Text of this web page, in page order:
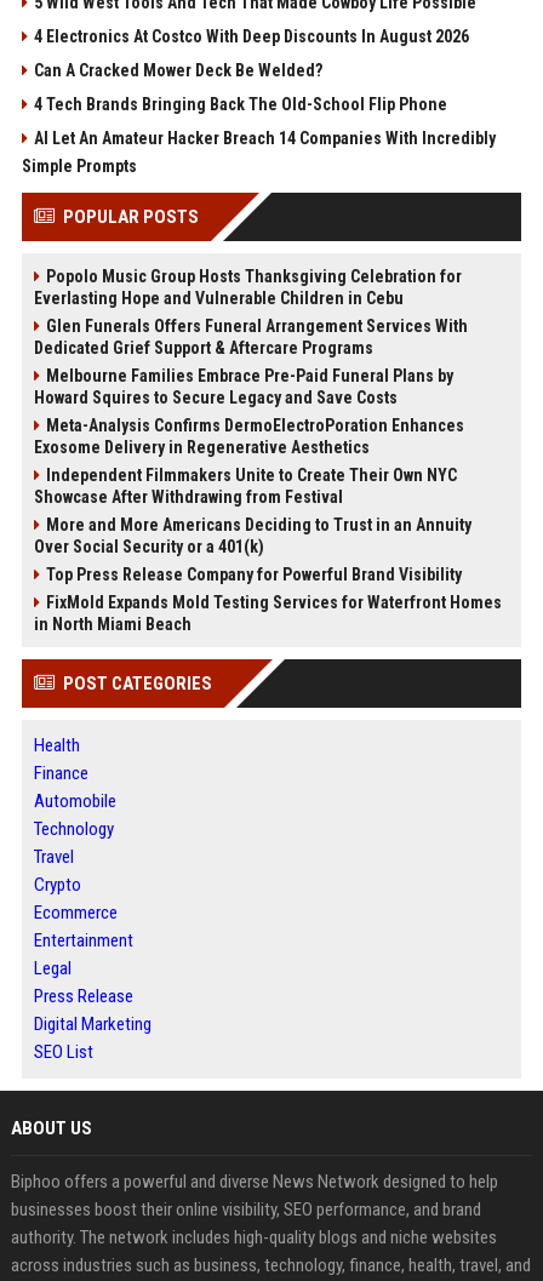
4 Electronics At Costco With Deep Discounts In August 2026
Can A Cracked Mower Deck Be Welded?
4 Tech Brands Bringing Back The Old-School Flip Phone
AI Let An Amateur Hacker Breach 14 Companies With Incredibly
Simple Prompts
POPULAR POSTS
Popolo Music Group Hosts Thanksgiving Celebration for
Everlasting Hope and Vulnerable Children in Cebu
Glen Funerals Offers Funeral Arrangement Services With
Dedicated Grief Support & Aftercare Programs
Melbourne Families Embrace Pre-Paid Funeral Plans by
Howard Squires to Secure Legacy and Save Costs
Meta-Analysis Confirms DermoElectroPoration Enhances
Exosome Delivery in Regenerative Aesthetics
Independent Filmmakers Unite to Create Their Own NYC
Showcase After Withdrawing from Festival
More and More Americans Deciding to Trust in an Annuity
Over Social Security or a 401(k)
Top Press Release Company for Powerful Brand Visibility
FixMold Expands Mold Testing Services for Waterfront Homes
in North Miami Beach
POST CATEGORIES
Health
Finance
Automobile
Technology
Travel
Crypto
Ecommerce
Entertainment
Legal
Press Release
Digital Marketing
SEO List
ABOUT US
Biphoo offers a powerful and diverse News Network designed to help
businesses boost their online visibility, SEO performance, and brand
authority. The network includes high-quality blogs and niche websites
across industries such as business, technology, finance, health, travel, and